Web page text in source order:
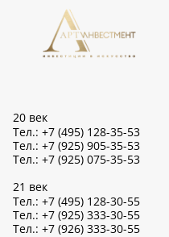
20 век
Тел.: +7 (495) 128-35-53
Тел.: +7 (925) 905-35-53
Тел.: +7 (925) 075-35-53
21 век
Тел.: +7 (495) 128-30-55
Тел.: +7 (925) 333-30-55
Тел.: +7 (926) 333-30-55